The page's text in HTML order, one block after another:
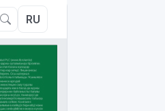
RU